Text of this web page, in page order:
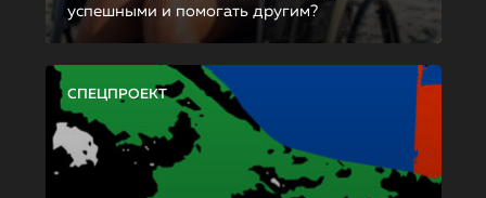
успешными и помогать другим?
СПЕЦПРОЕКТ